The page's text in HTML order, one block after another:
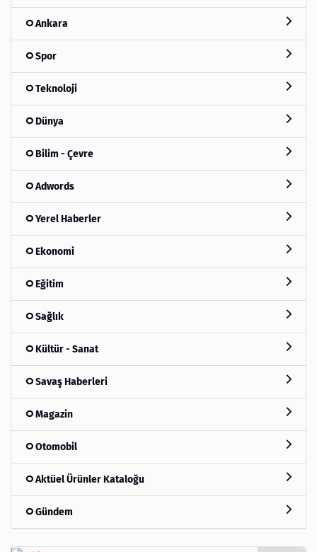
Ankara
Spor
Teknoloji
Dünya
Bilim - Çevre
Adwords
Yerel Haberler
Ekonomi
Eğitim
Sağlık
Kültür - Sanat
Savaş Haberleri
Magazin
Otomobil
Aktüel Ürünler Kataloğu
Gündem